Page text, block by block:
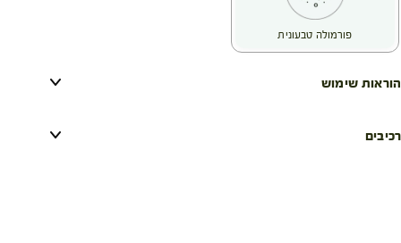
פורמולה טבעונית
הוראות שימוש
רכיבים